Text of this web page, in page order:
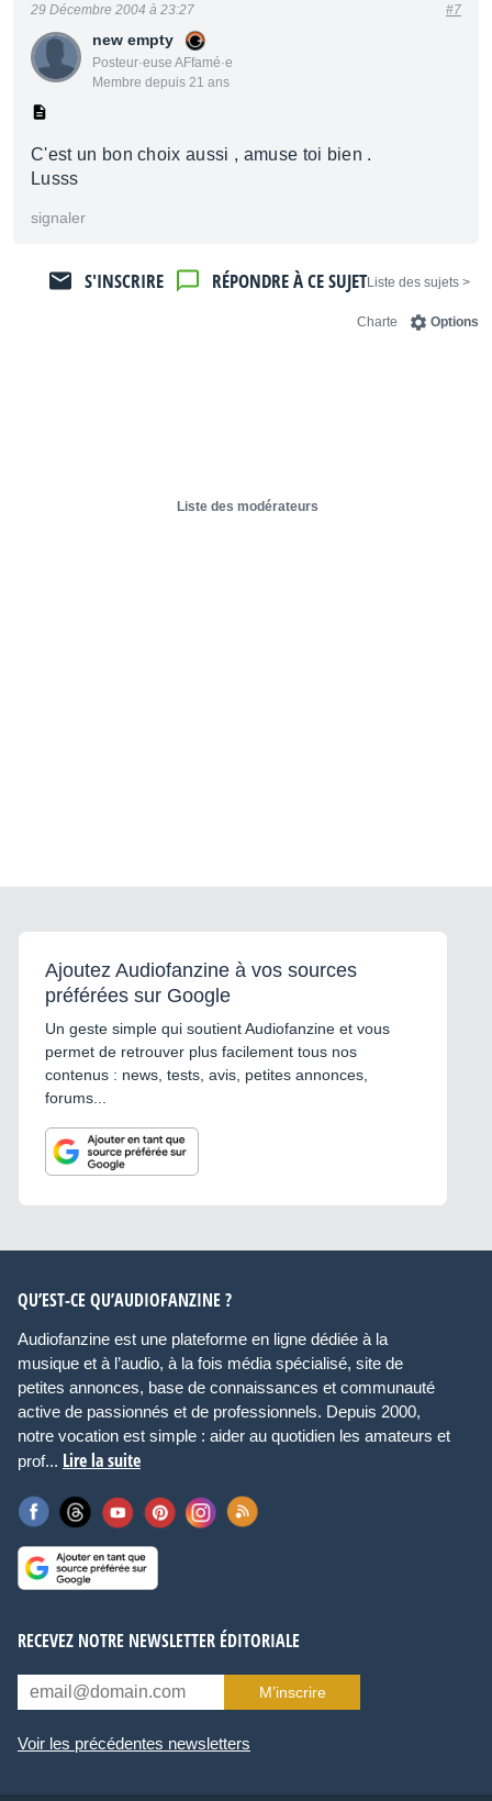
new empty
Posteur·euse AFfamé·e
Membre depuis 21 ans
29 Décembre 2004 à 23:27 #7
C'est un bon choix aussi , amuse toi bien .
Lusss
signaler
< Liste des sujets
RÉPONDRE À CE SUJET
S'INSCRIRE
Options
Charte
Liste des modérateurs
Ajoutez Audiofanzine à vos sources
préférées sur Google
Un geste simple qui soutient Audiofanzine et vous
permet de retrouver plus facilement tous nos
contenus : news, tests, avis, petites annonces,
forums...
QU’EST-CE QU’AUDIOFANZINE ?
Audiofanzine est une plateforme en ligne dédiée à la
musique et à l’audio, à la fois média spécialisé, site de
petites annonces, base de connaissances et communauté
active de passionnés et de professionnels. Depuis 2000,
notre vocation est simple : aider au quotidien les amateurs et
prof... Lire la suite
RECEVEZ NOTRE NEWSLETTER ÉDITORIALE
M’inscrire
Voir les précédentes newsletters